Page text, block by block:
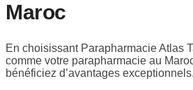
Maroc
En choisissant Parapharmacie Atlas
comme votre parapharmacie au
bénéficiez d’avantages exceptionnels.